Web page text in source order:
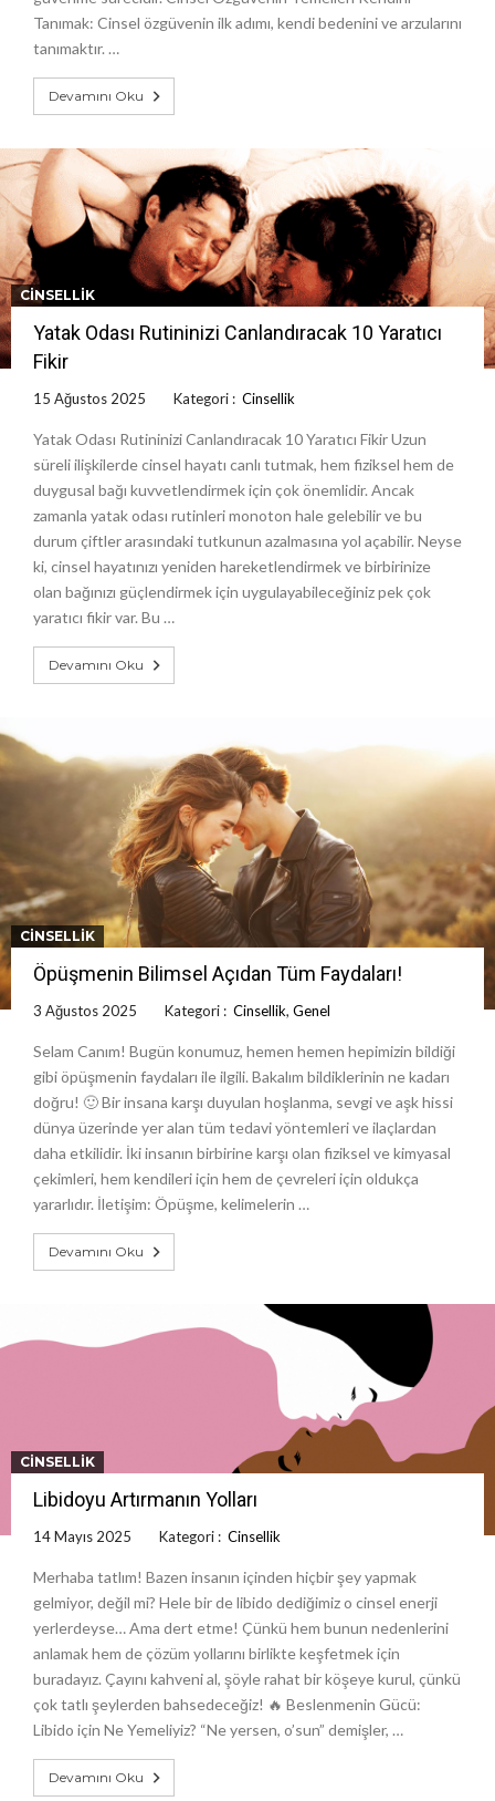
Tanımak: Cinsel özgüvenin ilk adımı, kendi bedenini ve arzularını
tanımaktır. …
Devamını Oku
CINSELLIK
Yatak Odası Rutininizi Canlandıracak 10 Yaratıcı
Fikir
15 Ağustos 2025 Kategori : Cinsellik
Yatak Odası Rutininizi Canlandıracak 10 Yaratıcı Fikir Uzun
süreli ilişkilerde cinsel hayatı canlı tutmak, hem fiziksel hem de
duygusal bağı kuvvetlendirmek için çok önemlidir. Ancak
zamanla yatak odası rutinleri monoton hale gelebilir ve bu
durum çiftler arasındaki tutkunun azalmasına yol açabilir. Neyse
ki, cinsel hayatınızı yeniden hareketlendirmek ve birbirinize
olan bağınızı güçlendirmek için uygulayabileceğiniz pek çok
yaratıcı fikir var. Bu …
Devamını Oku
CINSELLIK
Öpüşmenin Bilimsel Açıdan Tüm Faydaları!
3 Ağustos 2025 Kategori : Cinsellik, Genel
Selam Canım! Bugün konumuz, hemen hemen hepimizin bildiği
gibi öpüşmenin faydaları ile ilgili. Bakalım bildiklerinin ne kadarı
doğru! 🙂 Bir insana karşı duyulan hoşlanma, sevgi ve aşk hissi
dünya üzerinde yer alan tüm tedavi yöntemleri ve ilaçlardan
daha etkilidir. İki insanın birbirine karşı olan fiziksel ve kimyasal
çekimleri, hem kendileri için hem de çevreleri için oldukça
yararlıdır. İletişim: Öpüşme, kelimelerin …
Devamını Oku
CINSELLIK
Libidoyu Artırmanın Yolları
14 Mayıs 2025 Kategori : Cinsellik
Merhaba tatlım! Bazen insanın içinden hiçbir şey yapmak
gelmiyor, değil mi? Hele bir de libido dediğimiz o cinsel enerji
yerlerdeyse… Ama dert etme! Çünkü hem bunun nedenlerini
anlamak hem de çözüm yollarını birlikte keşfetmek için
buradayız. Çayını kahveni al, şöyle rahat bir köşeye kurul, çünkü
çok tatlı şeylerden bahsedeceğiz! 🔥 Beslenmenin Gücü:
Libido için Ne Yemeliyiz? “Ne yersen, o’sun” demişler, …
Devamını Oku